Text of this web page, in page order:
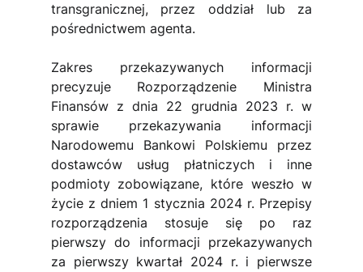
transgranicznej, przez oddział lub za
pośrednictwem agenta.
Zakres przekazywanych informacji
precyzuje Rozporządzenie Ministra
Finansów z dnia 22 grudnia 2023 r. w
sprawie przekazywania informacji
Narodowemu Bankowi Polskiemu przez
dostawców usług płatniczych i inne
podmioty zobowiązane, które weszło w
życie z dniem 1 stycznia 2024 r. Przepisy
rozporządzenia stosuje się po raz
pierwszy do informacji przekazywanych
za pierwszy kwartał 2024 r. i pierwsze